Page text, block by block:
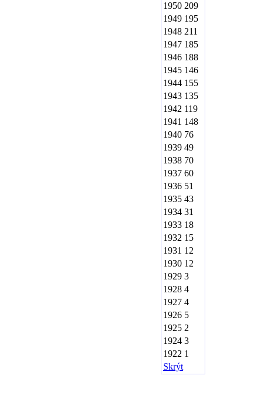
1950 209
1949 195
1948 211
1947 185
1946 188
1945 146
1944 155
1943 135
1942 119
1941 148
1940 76
1939 49
1938 70
1937 60
1936 51
1935 43
1934 31
1933 18
1932 15
1931 12
1930 12
1929 3
1928 4
1927 4
1926 5
1925 2
1924 3
1922 1
Skrýt